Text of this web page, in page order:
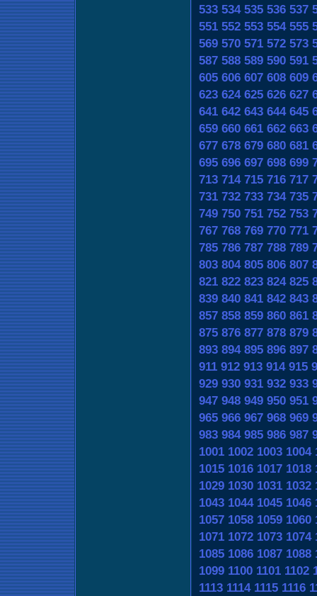
533 534 535 536 537
551 552 553 554 555
569 570 571 572 573
587 588 589 590 591
605 606 607 608 609
623 624 625 626 627
641 642 643 644 645
659 660 661 662 663
677 678 679 680 681
695 696 697 698 699
713 714 715 716 717
731 732 733 734 735
749 750 751 752 753
767 768 769 770 771
785 786 787 788 789
803 804 805 806 807
821 822 823 824 825
839 840 841 842 843
857 858 859 860 861
875 876 877 878 879
893 894 895 896 897
911 912 913 914 915
929 930 931 932 933
947 948 949 950 951
965 966 967 968 969
983 984 985 986 987
1001 1002 1003 1004
1015 1016 1017 1018
1029 1030 1031 1032
1043 1044 1045 1046
1057 1058 1059 1060
1071 1072 1073 1074
1085 1086 1087 1088
1099 1100 1101 1102
1113 1114 1115 1116